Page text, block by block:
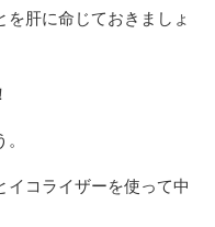
肝に命じておきましょ
イコライザーを使って中